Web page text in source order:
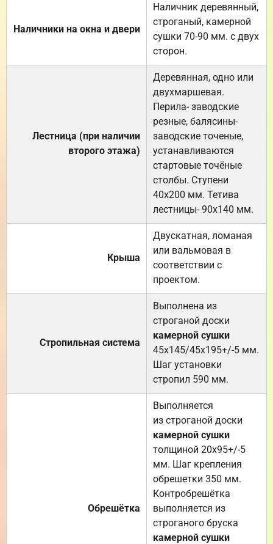
Наличники на окна и двери
Наличник деревянный,
строганый, камерной
сушки 70-90 мм. с двух
сторон.
Лестница (при наличии
второго этажа)
Деревянная, одно или
двухмаршевая.
Перила- заводские
резные, балясины-
заводские точеные,
устанавливаются
стартовые точёные
столбы. Ступени
40х200 мм. Тетива
лестницы- 90х140 мм.
Крыша
Двускатная, ломаная
или вальмовая в
соответствии с
проектом.
Стропильная система
Выполнена из
строганой доски
камерной сушки
45х145/45х195+/-5 мм.
Шаг установки
стропил 590 мм.
Обрешётка
Выполняется
из строганой доски
камерной сушки
толщиной 20х95+/-5
мм. Шаг крепления
обрешетки 350 мм.
Контробрешётка
выполняется из
строганого бруска
камерной сушки